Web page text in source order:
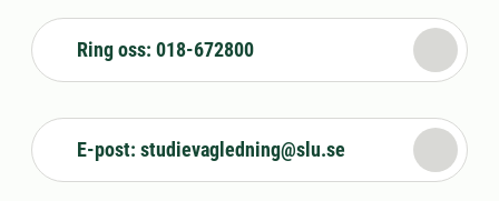
Ring oss: 018-672800
E-post: studievagledning@slu.se